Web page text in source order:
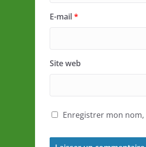
E-mail*
Site web
Enregistrer mon